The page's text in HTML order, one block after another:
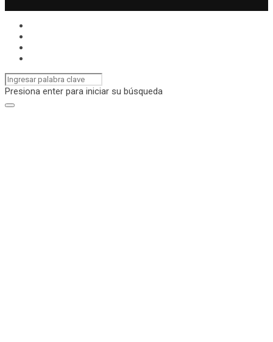
Presiona enter para iniciar su búsqueda